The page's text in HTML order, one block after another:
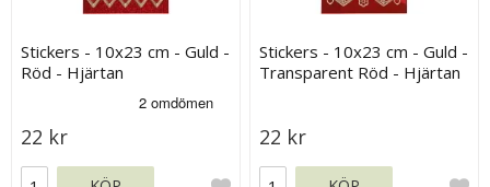
Stickers - 10x23 cm - Guld -
Röd - Hjärtan
22 kr
Stickers - 10x23 cm - Guld -
Transparent Röd - Hjärtan
22 kr